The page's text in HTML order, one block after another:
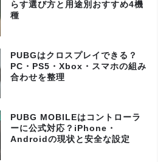
らす選び方と用途別おすすめ4機
種
PUBGはクロスプレイできる？
PC・PS5・Xbox・スマホの組み
合わせを整理
PUBG MOBILEはコントローラ
ーに公式対応？iPhone・
Androidの現状と安全な設定